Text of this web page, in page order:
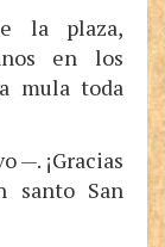
la plaza,
en los
mula toda
—. ¡Gracias
santo San